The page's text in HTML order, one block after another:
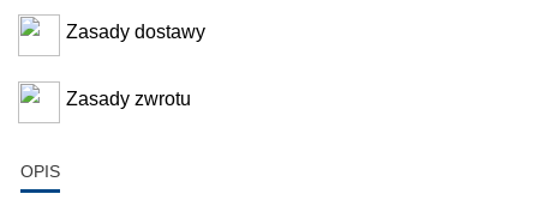
Zasady dostawy
Zasady zwrotu
OPIS